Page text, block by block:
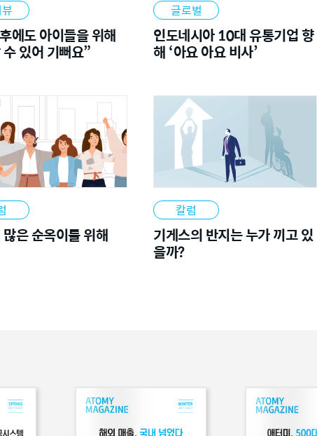
에도 아이들을 위해
있어 기뻐요”
글로벌
인도네시아 10대 유통기업 향
해 ‘아요 아요 비사’
은 순옥이를 위해
칼럼
기게스의 반지는 누가 끼고 있
을까?